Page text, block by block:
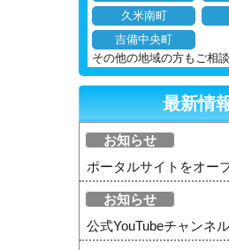
久米南町
吉備中央町
その他の地域の方もご相
最新情
お知らせ
ポータルサイトをオー
お知らせ
公式YouTubeチャンネ